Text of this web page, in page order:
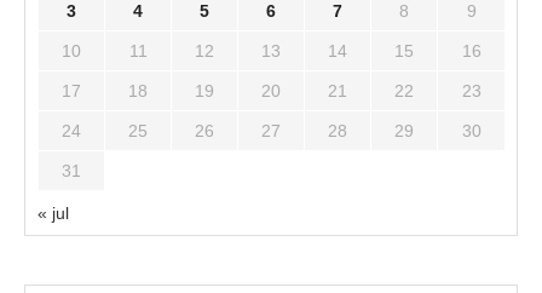
3 4 5 6 7 8 9
10 11 12 13 14 15 16
17 18 19 20 21 22 23
24 25 26 27 28 29 30
31
« jul